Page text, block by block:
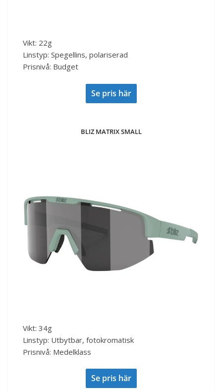
Vikt: 22g
Linstyp: Spegellins, polariserad
Prisnivå: Budget
Se pris här
BLIZ MATRIX SMALL
Vikt: 34g
Linstyp: Utbytbar, fotokromatisk
Prisnivå: Medelklass
Se pris här